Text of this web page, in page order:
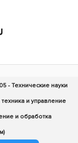
05 - Технические науки
и управление
и обработка